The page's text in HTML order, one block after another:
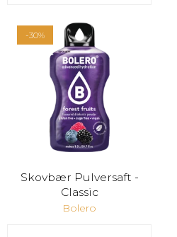
-30%
Skovbær Pulversaft -
Classic
Bolero